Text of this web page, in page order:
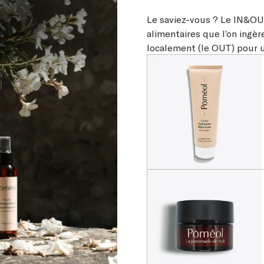
Le saviez-vous ? Le
alimentaires que l’on
localement (le OUT) pour